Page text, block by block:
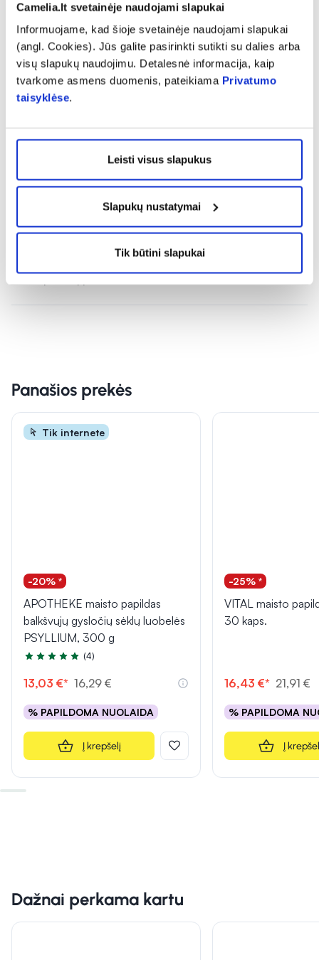
Camelia.lt svetainėje naudojami slapukai
Informuojame, kad šioje svetainėje naudojami slapukai
(angl. Cookies). Jūs galite pasirinkti sutikti su dalies arba
visų slapukų naudojimu. Detalesnė informacija, kaip
tvarkome asmens duomenis, pateikiama Privatumo
taisyklėse.
Leisti visus slapukus
Slapukų nustatymai
Tik būtini slapukai
tel.(8 5) 246 9651.
Pranešti apie klaidą prekės aprašyme
Sudedamosios dalys expand_more
Vartojimas expand_more
expand_more
Panašios prekės
Tik internete
-20% *
APOTHEKE maisto papildas
balkšvųjų gysločių sėklų luobelės
PSYLLIUM, 300 g
Įvertinimas 5.0 iš 5
(4)
13,03 €* 16,29 €
% PAPILDOMA NUOLAIDA
Į krepšelį
-25% *
VITAL maisto
30 kaps.
16,43 €* 21,91 €
% PAPILDOMA
Į
Dažnai perkama kartu